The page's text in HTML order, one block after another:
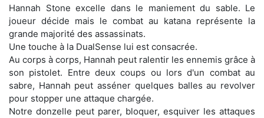
Hannah Stone excelle dans le maniement du sable. Le
joueur décide mais le combat au katana représente la
grande majorité des assassinats.
Une touche à la DualSense lui est consacrée.
Au corps à corps, Hannah peut ralentir les ennemis grâce à
son pistolet. Entre deux coups ou lors d'un combat au
sabre, Hannah peut asséner quelques balles au revolver
pour stopper une attaque chargée.
Notre donzelle peut parer, bloquer, esquiver les attaques